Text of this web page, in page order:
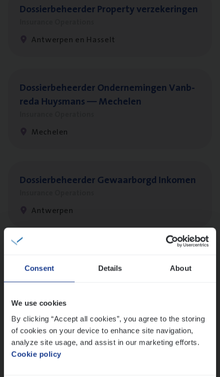
Consent Details About
We use cookies
By clicking “Accept all cookies”, you agree to the storing
of cookies on your device to enhance site navigation,
analyze site usage, and assist in our marketing efforts.
Cookie policy
Dos­sier­be­heer­der Pro­per­ty verzekeringen
Antwerpen en Hasselt
Dos­sier­be­heer­der Onder­ne­min­gen Van­b­
re­da Huys­mans — Mechelen
Mechelen
Dos­sier­be­heer­der Gewaar­borgd Inkomen
Antwerpen
Insurance Operations
Claims­hand­ler Fleet&Bike
Claims Management